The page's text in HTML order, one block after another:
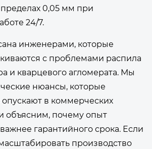
пределах 0,05 мм при
24/7.
инженерами, которые
с проблемами распила
и кварцевого агломерата. Мы
нюансы, которые
в коммерческих
объясним, почему опыт
гарантийного срока. Если
производство